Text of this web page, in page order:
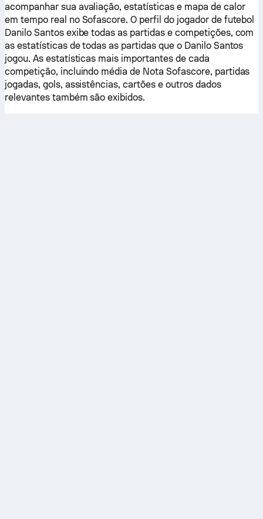
acompanhar sua avaliação, estatísticas e mapa de calor
em tempo real no Sofascore. O perfil do jogador de futebol
Danilo Santos exibe todas as partidas e competições, com
as estatísticas de todas as partidas que o Danilo Santos
jogou. As estatísticas mais importantes de cada
competição, incluindo média de Nota Sofascore, partidas
jogadas, gols, assistências, cartões e outros dados
relevantes também são exibidos.